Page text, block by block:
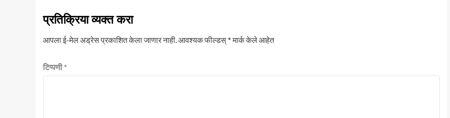
प्रतिक्रिया व्यक्त करा
आपला ई-मेल अड्रेस प्रकाशित केला जाणार नाही. आवश्यक फील्डस्*मार्क केले आहेत
टिप्पणी*
संपादकीय